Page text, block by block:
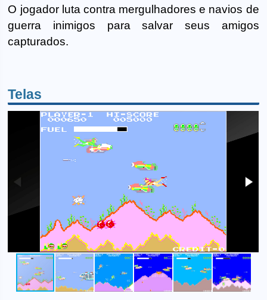
O jogador luta contra mergulhadores e navios de
guerra inimigos para salvar seus amigos
capturados.
Telas